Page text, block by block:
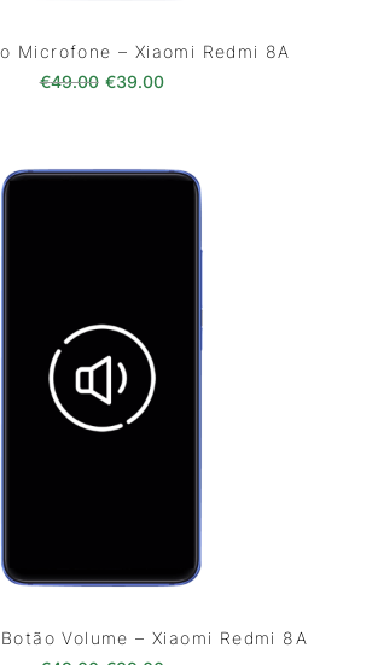
Microfone – Xiaomi Redmi 8A
€49.00 O preço original era: €49.00.
€39.00O preço atual é:
Volume – Xiaomi Redmi 8A